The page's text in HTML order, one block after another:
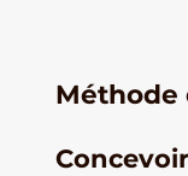
Méthode